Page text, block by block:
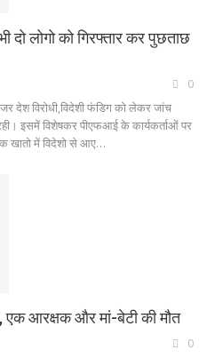
दो लोगो को गिरफ्तार कर पुछताछ
0
देश विरोधी,विदेशी फंडिग को लेकर जांच
रही। इसमें विशेषकर पीएफआई के कार्यकर्ताओं पर
खातो में विदेशो से आए…
एक आरक्षक और मां-बेटी की मौत
0